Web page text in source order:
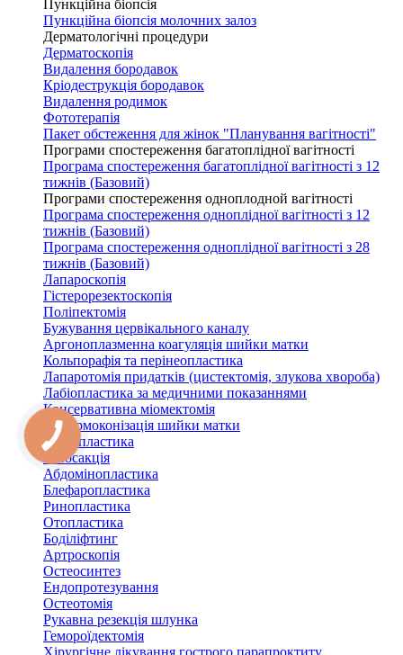
Пункційна біопсія
Пункційна біопсія молочних залоз
Дерматологічні процедури
Дерматоскопія
Видалення бородавок
Кріодеструкція бородавок
Видалення родимок
Фототерапія
Пакет обстеження для жінок "Планування вагітності"
Програми спостереження багатоплідної вагітності
Програма спостереження багатоплідної вагітності з 12
тижнів (Базовий)
Програми спостереження одноплодной вагітності
Програма спостереження одноплідної вагітності з 12
тижнів (Базовий)
Програма спостереження одноплідної вагітності з 28
тижнів (Базовий)
Лапароскопія
Гістерорезектоскопія
Поліпектомія
Бужування цервікального каналу
Аргоноплазменна коагуляція шийки матки
Кольпорафія та перінеопластика
Лапаротомія придатків (цистектомія, злукова хвороба)
Лабіопластика за медичними показаннями
Консервативна міомектомія
Діатермоконізація шийки матки
Мамопластика
Ліпосакція
Абдомінопластика
Блефаропластика
Ринопластика
Отопластика
Боділіфтинг
Артроскопія
Остеосинтез
Ендопротезування
Остеотомія
Рукавна резекція шлунка
Гемороїдектомія
Хірургічне лікування гострого парапроктиту